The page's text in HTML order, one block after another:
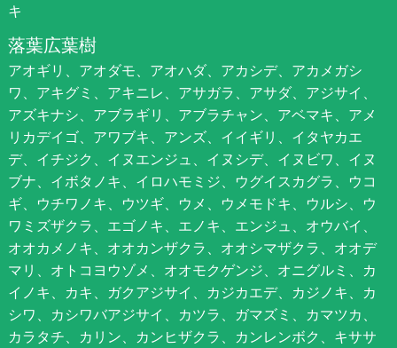
キ
落葉広葉樹
アオギリ、アオダモ、アオハダ、アカシデ、アカメガシ
ワ、アキグミ、アキニレ、アサガラ、アサダ、アジサイ、
アズキナシ、アブラギリ、アブラチャン、アベマキ、アメ
リカデイゴ、アワブキ、アンズ、イイギリ、イタヤカエ
デ、イチジク、イヌエンジュ、イヌシデ、イヌビワ、イヌ
ブナ、イボタノキ、イロハモミジ、ウグイスカグラ、ウコ
ギ、ウチワノキ、ウツギ、ウメ、ウメモドキ、ウルシ、ウ
ワミズザクラ、エゴノキ、エノキ、エンジュ、オウバイ、
オオカメノキ、オオカンザクラ、オオシマザクラ、オオデ
マリ、オトコヨウゾメ、オオモクゲンジ、オニグルミ、カ
イノキ、カキ、ガクアジサイ、カジカエデ、カジノキ、カ
シワ、カシワバアジサイ、カツラ、ガマズミ、カマツカ、
カラタチ、カリン、カンヒザクラ、カンレンボク、キササ